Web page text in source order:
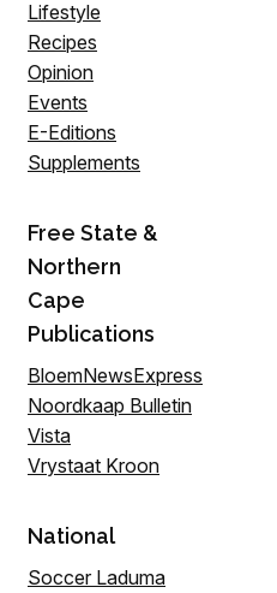
Lifestyle
Recipes
Opinion
Events
E-Editions
Supplements
Free State &
Northern
Cape
Publications
BloemNewsExpress
Noordkaap Bulletin
Vista
Vrystaat Kroon
National
Soccer Laduma